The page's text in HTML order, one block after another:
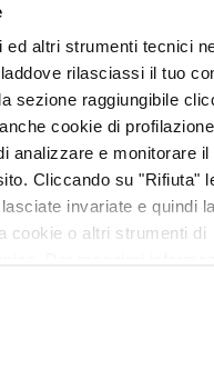
altri strumenti tecnici
rilasciassi il tuo
sezione raggiungibile
cookie di
analizzare e monitorare il
Cliccando su "Rifiuta"
invariate e quindi
cookie o altri strumenti di
registrarti a Vitaever, il
portale dedicato alle
delle visite di
prevenzione ANT, sul
quale potrai trovare le
date disponibili.